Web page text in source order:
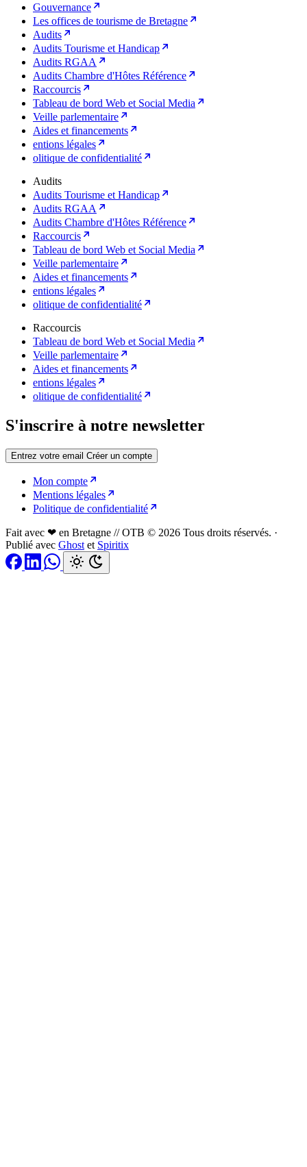
Gouvernance
Les offices de tourisme de Bretagne
Audits
Audits Tourisme et Handicap
Audits RGAA
Audits Chambre d'Hôtes Référence
Raccourcis
Tableau de bord Web et Social Media
Veille parlementaire
Aides et financements
entions légales
olitique de confidentialité
Audits
Audits Tourisme et Handicap
Audits RGAA
Audits Chambre d'Hôtes Référence
Raccourcis
Tableau de bord Web et Social Media
Veille parlementaire
Aides et financements
entions légales
olitique de confidentialité
Raccourcis
Tableau de bord Web et Social Media
Veille parlementaire
Aides et financements
entions légales
olitique de confidentialité
S'inscrire à notre newsletter
Entrez votre email Créer un compte
Mon compte
Mentions légales
Politique de confidentialité
Fait avec ❤ en Bretagne // OTB © 2026 Tous droits réservés. ·
Publié avec Ghost et Spiritix